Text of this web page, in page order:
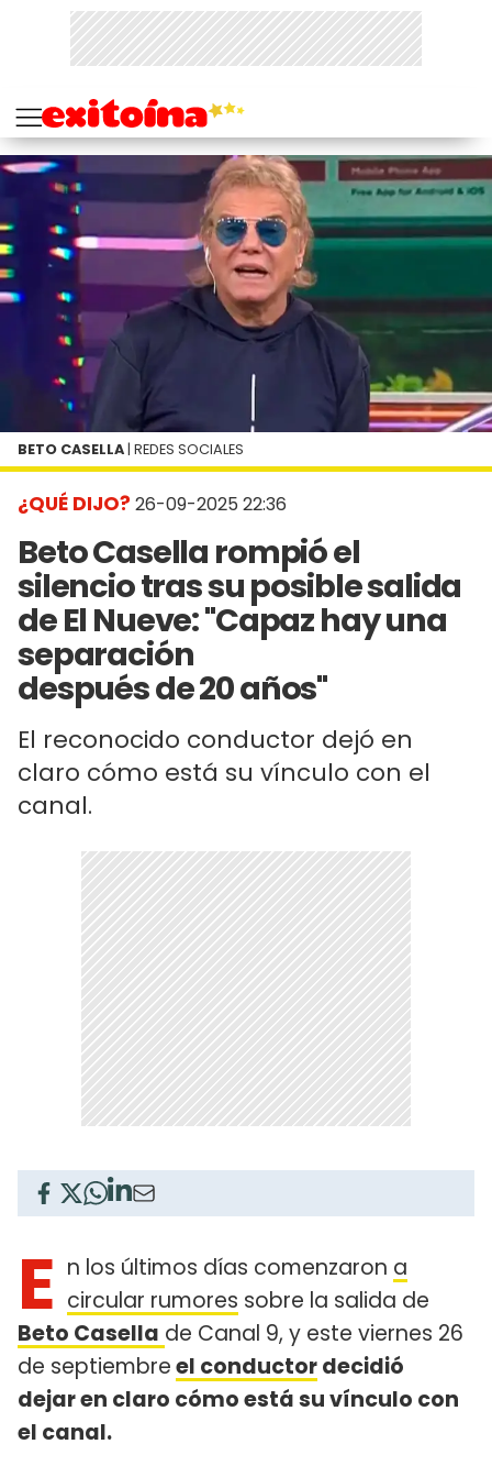
¿QUÉ DIJO? 26-09-2025 22:36
Beto Casella rompió el
silencio tras su posible salida
de El Nueve: "Capaz hay una
separación
después de 20 años"
El reconocido conductor dejó en
claro cómo está su vínculo con el
canal.
BETO CASELLA | REDES SOCIALES
E n los últimos días comenzaron a
circular rumores sobre la salida de
Beto Casella de Canal 9, y este viernes 26
de septiembreel conductordecidió
dejar en claro cómo está su vínculo con
el canal.